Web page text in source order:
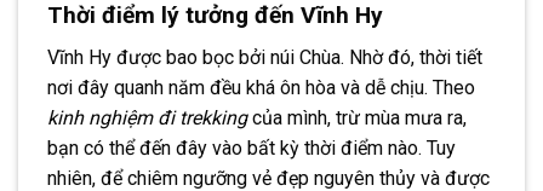
Thời điểm lý tưởng đến Vĩnh Hy
Vĩnh Hy được bao bọc bởi núi Chùa. Nhờ đó, thời tiết
nơi đây quanh năm đều khá ôn hòa và dễ chịu. Theo
kinh nghiệm đi trekkingcủa mình, trừ mùa mưa ra,
bạn có thể đến đây vào bất kỳ thời điểm nào. Tuy
nhiên, để chiêm ngưỡng vẻ đẹp nguyên thủy và được